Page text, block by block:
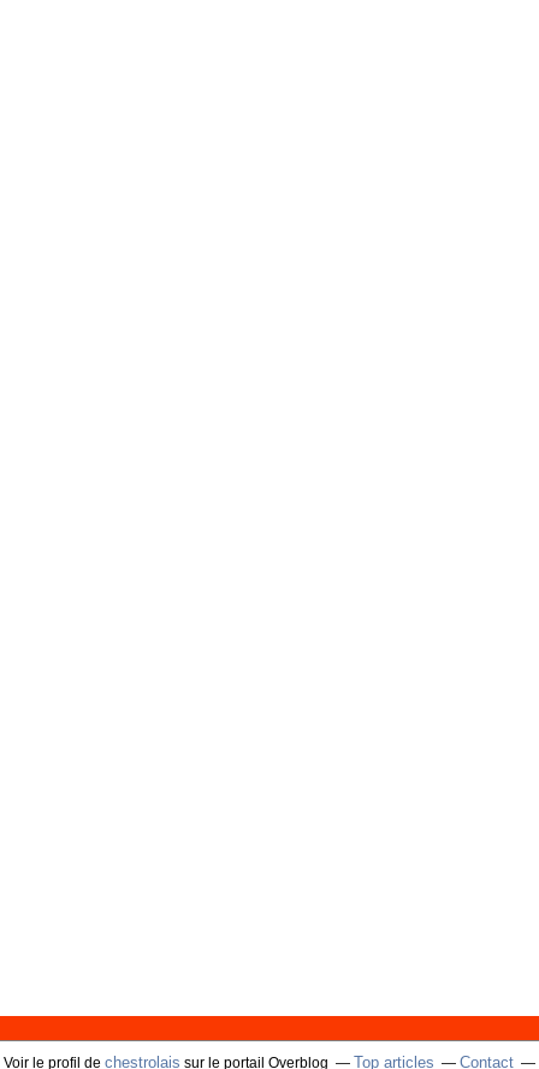
Voir le profil de chestrolais sur le portail Overblog Top articles Contact